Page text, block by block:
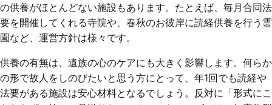
の供養がほとんどない施設もあります。たとえば、毎月合同法
要を開催してくれる寺院や、春秋のお彼岸に読経供養を行う霊
園など、運営方針は様々です。
供養の有無は、遺族の心のケアにも大きく影響します。何らか
の形で故人をしのびたいと思う方にとって、年1回でも読経や
法要がある施設は安心材料となるでしょう。反対に「形式にこ